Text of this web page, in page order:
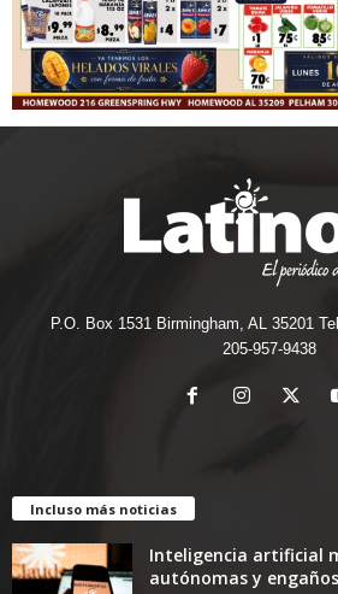
P.O. Box 1531 Birmingham, AL 35201
205-957-9438
Incluso más noticias
Inteligencia artificial
autónomas y